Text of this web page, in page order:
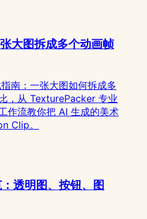
大图拆成多个动画帧
南：一张大图如何拆成多
，从 TexturePacker 专业
作流教你把 AI 生成的美术
Clip。
透明图、按钮、图